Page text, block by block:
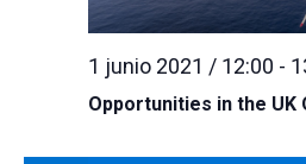
Opportunities in the
1 junio 2021 / 12:00 -